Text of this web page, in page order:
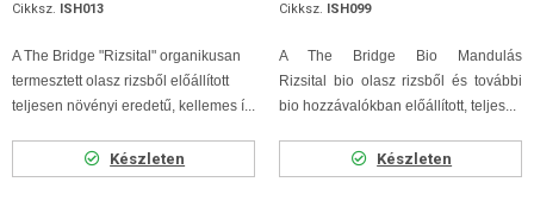
Cikksz. ISH013
A The Bridge "Rizsital" organikusan
termesztett olasz rizsből előállított
teljesen növényi eredetű, kellemes í...
Készleten
Cikksz. ISH099
A The Bridge Bio Mandulás
Rizsital bio olasz rizsből és további
bio hozzávalókban előállított, teljes...
Készleten